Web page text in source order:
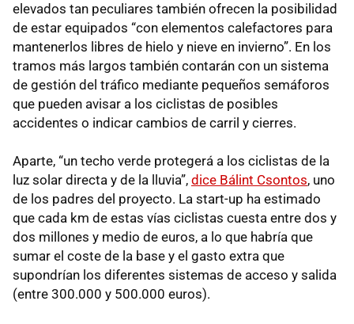
elevados tan peculiares también ofrecen la posibilidad
de estar equipados “con elementos calefactores para
mantenerlos libres de hielo y nieve en invierno”. En los
tramos más largos también contarán con un sistema
de gestión del tráfico mediante pequeños semáforos
que pueden avisar a los ciclistas de posibles
accidentes o indicar cambios de carril y cierres.
Aparte, “un techo verde protegerá a los ciclistas de la
luz solar directa y de la lluvia”, dice Bálint Csontos, uno
de los padres del proyecto. La start-up ha estimado
que cada km de estas vías ciclistas cuesta entre dos y
dos millones y medio de euros, a lo que habría que
sumar el coste de la base y el gasto extra que
supondrían los diferentes sistemas de acceso y salida
(entre 300.000 y 500.000 euros).